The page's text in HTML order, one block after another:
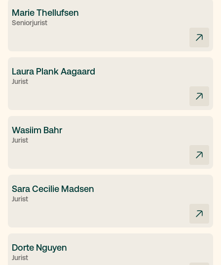
Marie Thellufsen
Seniorjurist
Laura Plank Aagaard
Jurist
Wasiim Bahr
Jurist
Sara Cecilie Madsen
Jurist
Dorte Nguyen
Jurist